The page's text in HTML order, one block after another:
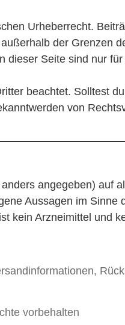
Urheberrecht.
der Grenzen
dieser Seite sind nur
beachtet. Solltest
von
angegeben) auf
Aussagen im Sinne
kein Arzneimittel und
vorbehalten